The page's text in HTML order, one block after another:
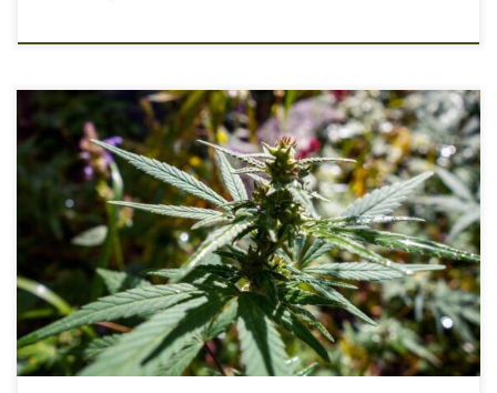
Rośliny, takie jak konopie, są w zasadzie bardzo złożonymi
naturalnymi fabrykami związków chemicznych, które wytwarzają
całą gamę substancji. Aby uzyskać wszystkie te syntezy, potrzebne
są odpowiednie surowce, które są następnie w metabolizmie
rośliny przetwarzane przez enzymy. Jednym z tych
podstawowych składników w konopiach jest kwas
kannabigerolowy, w skrócie CBGA. Można […]